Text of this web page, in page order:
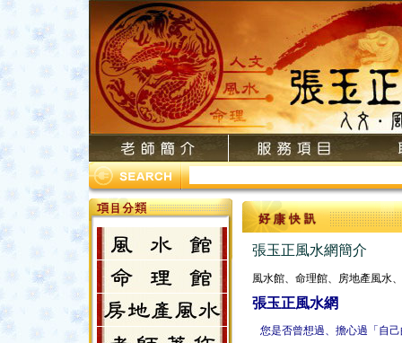
張玉正風水網簡介
風水館、命理館、房地產風水
張玉正風水網
您是否曾想過、擔心過「自